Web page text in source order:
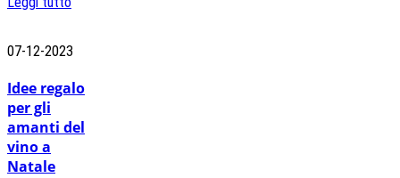
07-12-2023
Idee regalo
per gli
amanti del
vino a
Natale